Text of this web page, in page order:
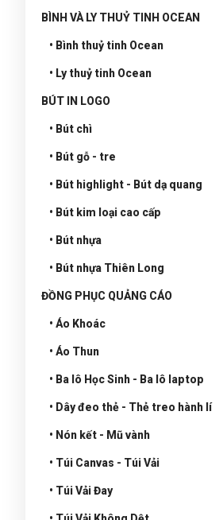
BÌNH VÀ LY THUỶ TINH OCEAN
• Bình thuỷ tinh Ocean
• Ly thuỷ tinh Ocean
BÚT IN LOGO
• Bút chì
• Bút gỗ - tre
• Bút highlight - Bút dạ quang
• Bút kim loại cao cấp
• Bút nhựa
• Bút nhựa Thiên Long
ĐỒNG PHỤC QUẢNG CÁO
• Áo Khoác
• Áo Thun
• Ba lô Học Sinh - Ba lô laptop
• Dây đeo thẻ - Thẻ treo hành lí
• Nón kết - Mũ vành
• Túi Canvas - Túi Vải
• Túi Vải Đay